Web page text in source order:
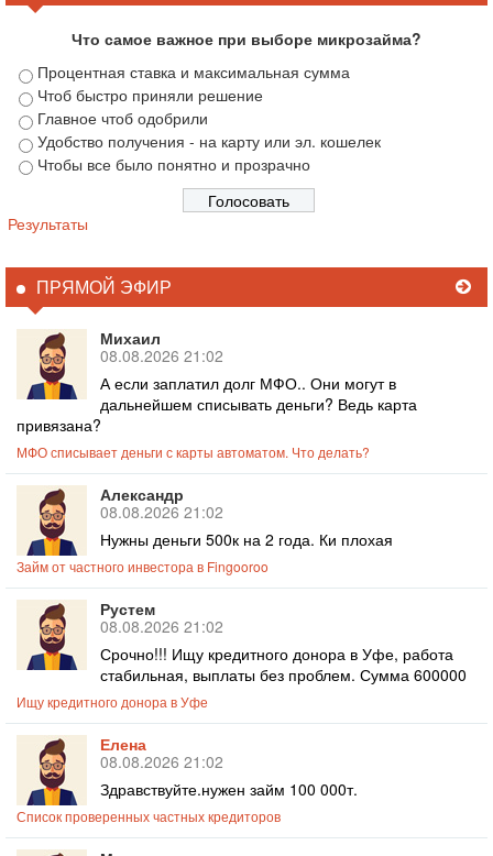
Что самое важное при выборе микрозайма?
Процентная ставка и максимальная сумма
Чтоб быстро приняли решение
Главное чтоб одобрили
Удобство получения - на карту или эл. кошелек
Чтобы все было понятно и прозрачно
Результаты
ПРЯМОЙ ЭФИР
Михаил
08.08.2026 21:02
А если заплатил долг МФО.. Они могут в
дальнейшем списывать деньги? Ведь карта
привязана?
МФО списывает деньги с карты автоматом. Что делать?
Александр
08.08.2026 21:02
Нужны деньги 500к на 2 года. Ки плохая
Займ от частного инвестора в Fingooroo
Рустем
08.08.2026 21:02
Срочно!!! Ищу кредитного донора в Уфе, работа
стабильная, выплаты без проблем. Сумма 600000
Ищу кредитного донора в Уфе
Елена
08.08.2026 21:02
Здравствуйте.нужен займ 100 000т.
Список проверенных частных кредиторов